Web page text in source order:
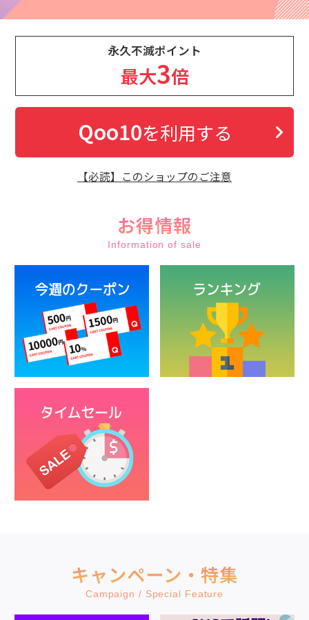
永久不滅ポイント
最大3倍
Qoo10を利用する
【必読】このショップのご注意
お得情報
Information of sale
キャンペーン・特集
Campaign / Special Feature